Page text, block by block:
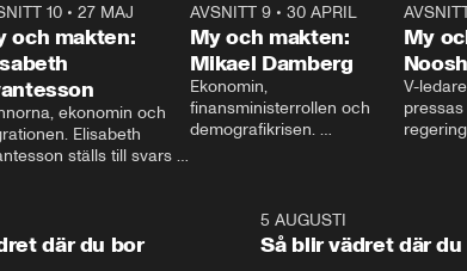
10 •27 MAJ
och makten:
ekonomin och
Elisabeth
ställs till svars
AVSNITT 9• 30 APRIL
My och makten:
Mikael Damberg
Ekonomin,
finansministerrollen och
demografikrisen.
och Makten.
My
V-
– Vi
vara
1:06
där du bor
5 AUGUSTI
Så blir vädret där